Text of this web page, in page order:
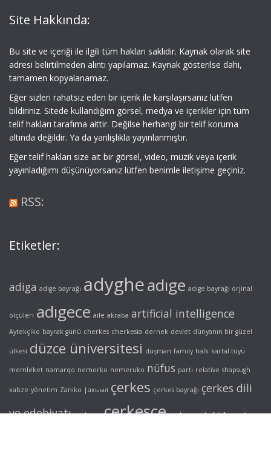
Site Hakkında:
Bu site ve içeriği ile ilgili tüm hakları saklıdır. Kaynak olarak site
adresi belirtilmeden alıntı yapılamaz. Kaynak gösterilse dahi,
tamamen kopyalanamaz.
Eğer sizleri rahatsız eden bir içerik ile karşılaşırsanız lütfen
bildiriniz. Sitede kullandığım görsel, medya ve içerikler için tüm
telif hakları tarafıma aittir. Değilse herhangi bir telif koruma
altında değildir. Ya da yanlışlıkla yayınlanmıştır.
Eğer telif hakları size ait bir görsel, video, müzik veya içerik
yayınladığımı düşünüyorsanız lütfen benimle iletişime geçiniz.
RSS:
Etiketler:
adiga adige bayrağı adygheadıge adıge bayrağı orjinal
ölçüleri adıgece aile akraba artificial intelligence
Aytekçiko bayrak günü cherkes cherkesia dernek devlet dünyanın bir güzel
ülkesi düzce üniversitesi düşman family halk kartal tüyü
memleket namarqo nemerko nemeruko nüfus parti relative shapsugh
xabze yönetim Zaniko |ахьыл çerkes çerkes bayrağı çerkes dili
ve edebiyatı çerkesya çerkesçe çerkez çerke[s/z] şapsığ